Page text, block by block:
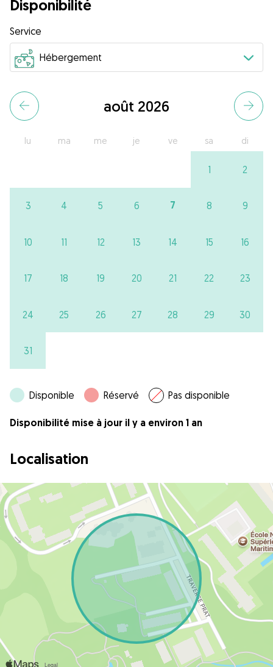
Disponibilité
Service
août 2026
lu ma me je ve sa di
1 2
3 4 5 6 7 8 9
10 11 12 13 14 15 16
17 18 19 20 21 22 23
24 25 26 27 28 29 30
31
Disponible Réservé Pas disponible
Disponibilité mise à jour il y a environ 1 an
Localisation